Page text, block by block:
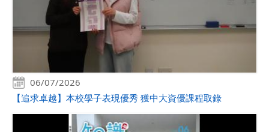
06/07/2026
【追求卓越】本校學子表現優秀 獲中大資優課程取錄